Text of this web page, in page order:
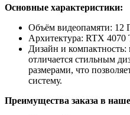
Основные характеристики:
Объём видеопамяти: 12
Архитектура: RTX 4070
Дизайн и
отличается стильным
размерами, что
систему.
Преимущества заказа в